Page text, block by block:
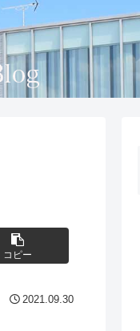
コピー
2021.09.30